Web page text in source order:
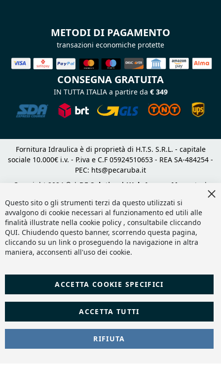
METODI DI PAGAMENTO
transazioni economiche protette
CONSEGNA GRATUITA
IN TUTTA ITALIA a partire da € 349
Fornitura Idraulica è di proprietà di H.T.S. S.R.L. - capitale
sociale 10.000€ i.v. - P.iva e C.F 05924510653 - REA SA-484254 -
PEC: hts@pecaruba.it
Copyright 2024 © | DF Solution | Web Agency Magento
|
Questo sito o gli strumenti terzi da questo utilizzati si
avvalgono di cookie necessari al funzionamento ed utili alle
finalità illustrate nella cookie policy , consultabile cliccando
QUI. Chiudendo questo banner, scorrendo questa pagina,
cliccando su un link o proseguendo la navigazione in altra
maniera, acconsenti all'uso dei cookie.
ACCETTA TUTTI
ACCETTA COOKIE SPECIFICI
RIFIUTA